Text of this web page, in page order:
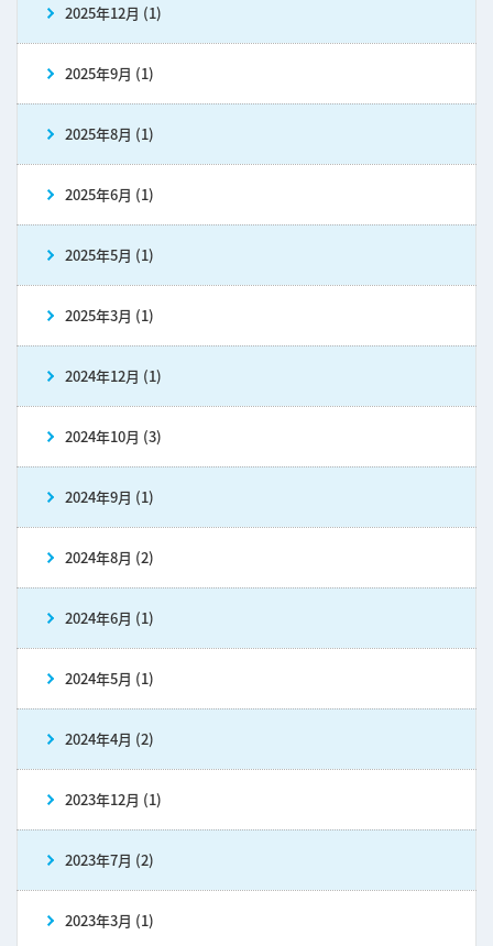
2025年12月 (1)
2025年9月 (1)
2025年8月 (1)
2025年6月 (1)
2025年5月 (1)
2025年3月 (1)
2024年12月 (1)
2024年10月 (3)
2024年9月 (1)
2024年8月 (2)
2024年6月 (1)
2024年5月 (1)
2024年4月 (2)
2023年12月 (1)
2023年7月 (2)
2023年3月 (1)